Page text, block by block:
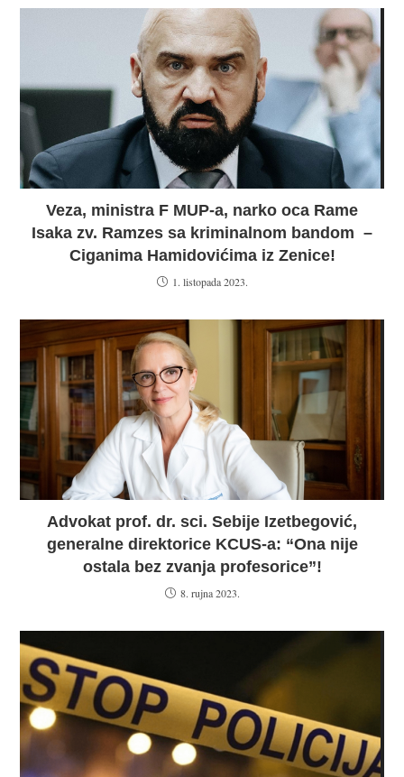
Veza, ministra F MUP-a, narko oca Rame
Isaka zv. Ramzes sa kriminalnom bandom –
Ciganima Hamidovićima iz Zenice!
1. listopada 2023.
Advokat prof. dr. sci. Sebije Izetbegović,
generalne direktorice KCUS-a: “Ona nije
ostala bez zvanja profesorice”!
8. rujna 2023.